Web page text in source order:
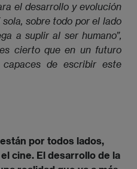
el desarrollo y evolución
sobre todo por el lado
a suplir al ser humano”,
cierto que en un futuro
de escribir este
por todos lados,
cine. El desarrollo de la